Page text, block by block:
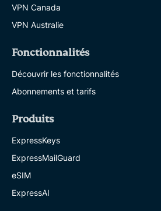
VPN Canada
VPN Australie
Fonctionnalités
Découvrir les fonctionnalités
Abonnements et tarifs
Produits
ExpressKeys
ExpressMailGuard
eSIM
ExpressAI